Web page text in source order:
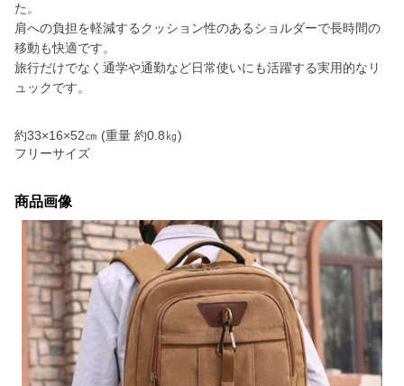
た。
肩への負担を軽減するクッション性のあるショルダーで長時間の
移動も快適です。
旅行だけでなく通学や通勤など日常使いにも活躍する実用的なリ
ュックです。
約33×16×52㎝ (重量 約0.8㎏)
フリーサイズ
商品画像